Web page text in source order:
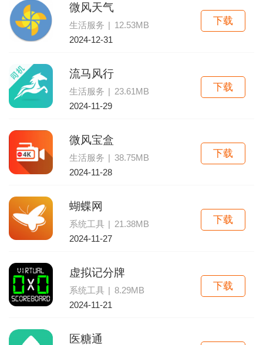
微风天气
生活服务 | 12.53MB
2024-12-31
下载
流马风行
生活服务 | 23.61MB
2024-11-29
下载
微风宝盒
生活服务 | 38.75MB
2024-11-28
下载
蝴蝶网
系统工具 | 21.38MB
2024-11-27
下载
虚拟记分牌
系统工具 | 8.29MB
2024-11-21
下载
医糖通